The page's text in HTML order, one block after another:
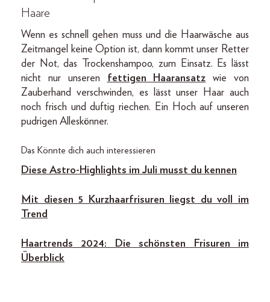
Haare
Wenn es schnell gehen muss und die Haarwäsche aus
Zeitmangel keine Option ist, dann kommt unser Retter
der Not, das Trockenshampoo, zum Einsatz. Es lässt
nicht nur unseren fettigen Haaransatz wie von
Zauberhand verschwinden, es lässt unser Haar auch
noch frisch und duftig riechen. Ein Hoch auf unseren
pudrigen Alleskönner.
Das Könnte dich auch interessieren
Diese Astro-Highlights im Juli musst du kennen
Mit diesen 5 Kurzhaarfrisuren liegst du voll im
Trend
Haartrends 2024: Die schönsten Frisuren im
Überblick